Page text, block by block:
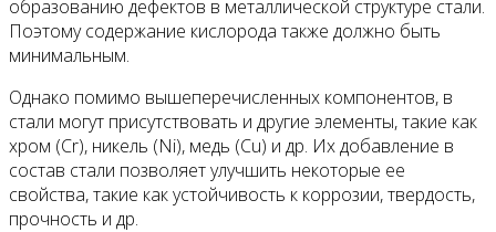
образованию дефектов в металлической структуре стали.
Поэтому содержание кислорода также должно быть
минимальным.
Однако помимо вышеперечисленных компонентов, в
стали могут присутствовать и другие элементы, такие как
хром (Cr), никель (Ni), медь (Cu) и др. Их добавление в
состав стали позволяет улучшить некоторые ее
свойства, такие как устойчивость к коррозии, твердость,
прочность и др.